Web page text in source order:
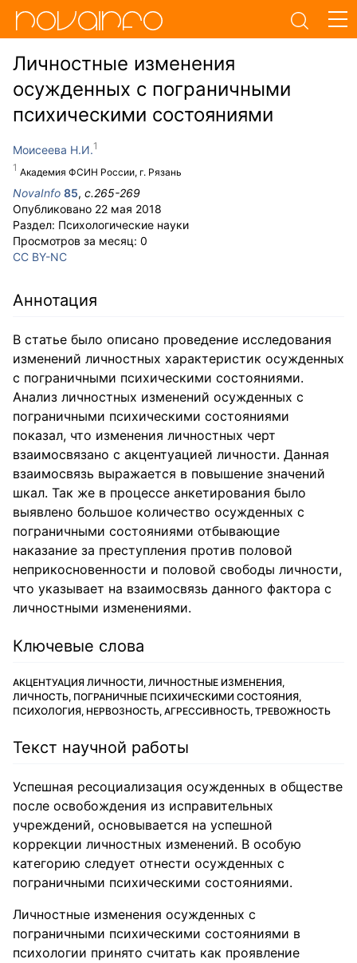
Личностные изменения
осужденных с пограничными
психическими состояниями
Моисеева Н.И.
Академия ФСИН России, г. Рязань
NovaInfo 85, с.265-269
Опубликовано 22 мая 2018
Раздел: Психологические науки
Просмотров за месяц: 0
CC BY-NC
Аннотация
В статье было описано проведение исследования
изменений личностных характеристик осужденных
с пограничными психическими состояниями.
Анализ личностных изменений осужденных с
пограничными психическими состояниями
показал, что изменения личностных черт
взаимосвязано с акцентуацией личности. Данная
взаимосвязь выражается в повышение значений
шкал. Так же в процессе анкетирования было
выявлено большое количество осужденных с
пограничными состояниями отбывающие
наказание за преступления против половой
неприкосновенности и половой свободы личности,
что указывает на взаимосвязь данного фактора с
личностными изменениями.
Ключевые слова
АКЦЕНТУАЦИЯ ЛИЧНОСТИ, ЛИЧНОСТНЫЕ ИЗМЕНЕНИЯ,
ЛИЧНОСТЬ, ПОГРАНИЧНЫЕ ПСИХИЧЕСКИМИ СОСТОЯНИЯ,
ПСИХОЛОГИЯ, НЕРВОЗНОСТЬ, АГРЕССИВНОСТЬ, ТРЕВОЖНОСТЬ
Текст научной работы
Успешная ресоциализация осужденных в обществе
после освобождения из исправительных
учреждений, основывается на успешной
коррекции личностных изменений. В особую
категорию следует отнести осужденных с
пограничными психическими состояниями.
Личностные изменения осужденных с
пограничными психическими состояниями в
психологии принято считать как проявление